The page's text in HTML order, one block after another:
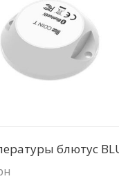
Подробнее
блютус